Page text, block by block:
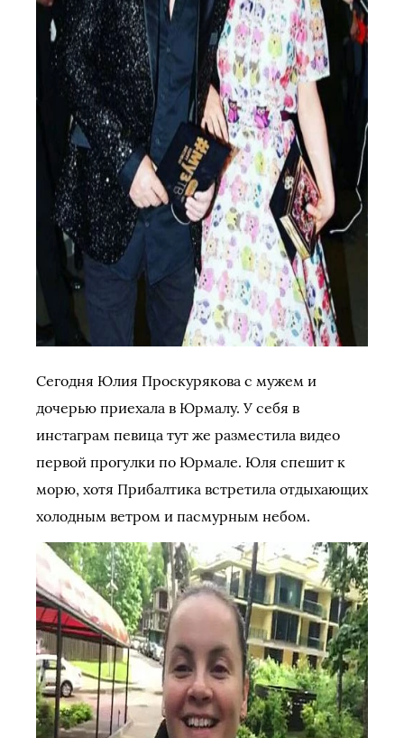
Сегодня Юлия Проскурякова с мужем и
дочерью приехала в Юрмалу. У себя в
инстаграм певица тут же разместила видео
первой прогулки по Юрмале. Юля спешит к
морю, хотя Прибалтика встретила отдыхающих
холодным ветром и пасмурным небом.